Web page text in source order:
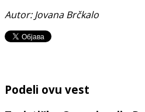
Autor: Jovana Brčkalo
Podeli ovu vest